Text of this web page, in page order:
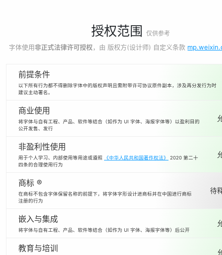
授权范围 仅供参考
字体使用非正式法律许可授权，由 版权方(设计师) 自定义条款
前提条件
以下所有行为都不得删除字体中的版权声明且需附带许可协议原件副本，涉及再分发行为时
建议主动署名。
商业使用
将字体与自有工程、产品、软件等结合（如作为 UI 字体、海报字体等）以盈利目的
公开发售、发行
非盈利性使用
用于个人学习、内部使用等用途或遵照 《中华人民共和国著作权法》
2020 第二十
四条的合理使用行为
商标 ®
在商标不包含字体保留名称的前提下，将字体字形设计进商标并在中国进行商标
注册的行为
待
嵌入与集成
将字体与自有工程、产品、软件等结合（如作为 UI 字体、海报字体等）后公开
教育与培训